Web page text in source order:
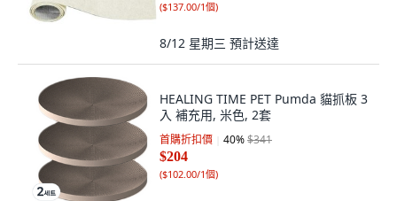
($137.00/1個)
8/12 星期三 預計送達
HEALING TIME PET Pumda 貓抓板 3
入 補充用, 米色, 2套
首購折扣價 40%$341
$204
($102.00/1個)